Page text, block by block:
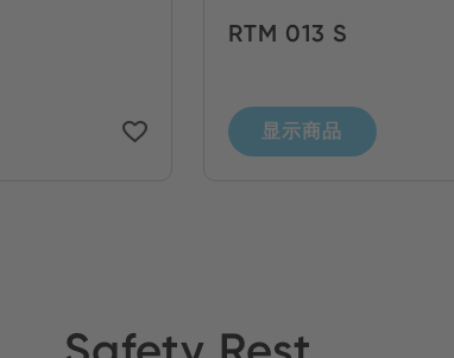
RTM 013 S
显示商品